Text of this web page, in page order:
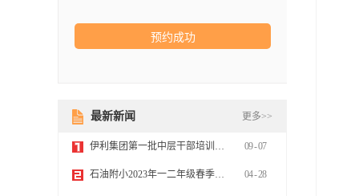
最新新闻 更多>>
伊利集团第一批中层干部培训百动拓展 09-07
石油附小2023年一二年级春季趣味运动会圆满落幕 04-28